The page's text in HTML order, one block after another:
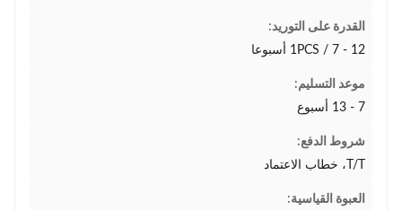
القدرة على التوريد:
1PCS / 7 - 12 أسبوعا
موعد التسليم:
7 - 13 أسبوع
شروط الدفع:
T/T، خطاب الاعتماد
العبوة القياسية: